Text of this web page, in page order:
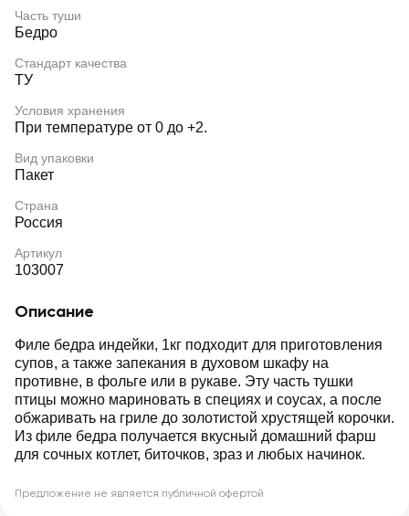
Часть туши
Бедро
Стандарт качества
ТУ
Условия хранения
При температуре от 0 до +2.
Вид упаковки
Пакет
Страна
Россия
Артикул
103007
Описание
Филе бедра индейки, 1кг подходит для приготовления
супов, а также запекания в духовом шкафу на
противне, в фольге или в рукаве. Эту часть тушки
птицы можно мариновать в специях и соусах, а после
обжаривать на гриле до золотистой хрустящей корочки.
Из филе бедра получается вкусный домашний фарш
для сочных котлет, биточков, зраз и любых начинок.
Предложение не является публичной офертой